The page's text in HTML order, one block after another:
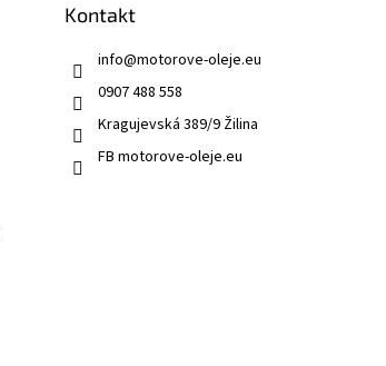
Kontakt
info@motorove-oleje.eu
0907 488 558
Kragujevská 389/9 Žilina
FB motorove-oleje.eu